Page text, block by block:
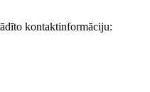
kontaktinformāciju: